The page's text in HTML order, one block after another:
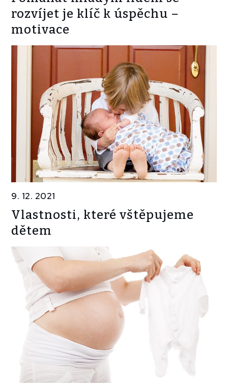
rozvíjet je klíč k úspěchu –
motivace
9. 12. 2021
Vlastnosti, které vštěpujeme
dětem